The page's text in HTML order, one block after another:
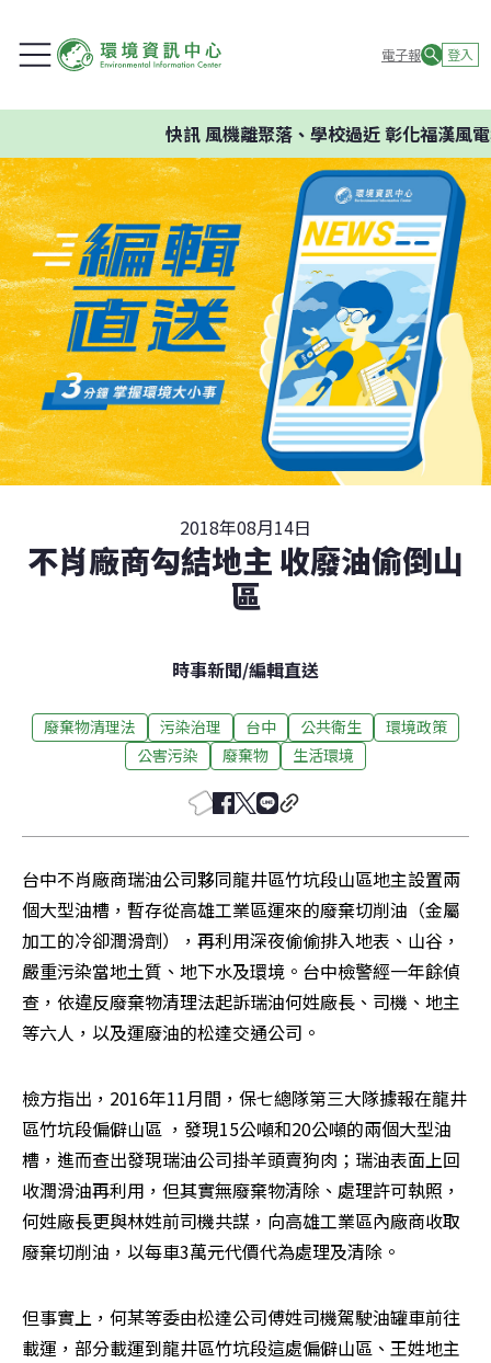
電子報 登入
快訊風機離聚落、學校過近 彰化福漢風電
2018年08月14日
不肖廠商勾結地主 收廢油偷倒山
區
時事新聞/編輯直送
廢棄物清理法 污染治理 台中 公共衛生
環境政策
公害污染
廢棄物 生活環境
台中不肖廠商瑞油公司夥同龍井區竹坑段山區地主設置兩
個大型油槽，暫存從高雄工業區運來的廢棄切削油（金屬
加工的冷卻潤滑劑），再利用深夜偷偷排入地表、山谷，
嚴重污染當地土質、地下水及環境。台中檢警經一年餘偵
查，依違反廢棄物清理法起訴瑞油何姓廠長、司機、地主
等六人，以及運廢油的松達交通公司。
檢方指出，2016年11月間，保七總隊第三大隊據報在龍井
區竹坑段偏僻山區 ，發現15公噸和20公噸的兩個大型油
槽，進而查出發現瑞油公司掛羊頭賣狗肉；瑞油表面上回
收潤滑油再利用，但其實無廢棄物清除、處理許可執照，
何姓廠長更與林姓前司機共謀，向高雄工業區內廠商收取
廢棄切削油，以每車3萬元代價代為處理及清除。
但事實上，何某等委由松達公司傅姓司機駕駛油罐車前往
載運，部分載運到龍井區竹坑段這處偏僻山區、王姓地主